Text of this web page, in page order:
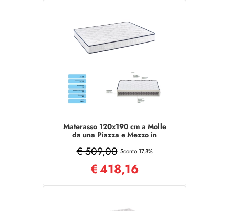
Materasso 120x190 cm a Molle
da una Piazza e Mezzo in
€ 509,00 Sconto 17.8%
€418,16